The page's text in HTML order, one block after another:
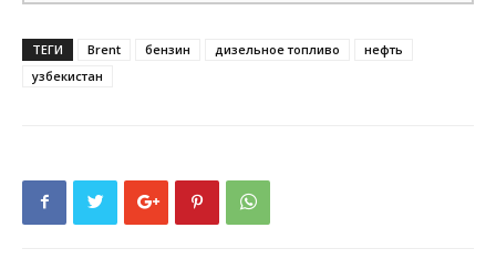
ТЕГИ Brent бензин дизельное топливо
нефть
узбекистан